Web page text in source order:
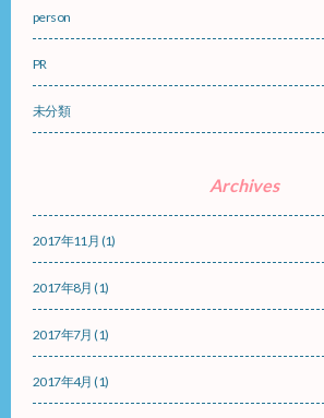
person
PR
未分類
Archives
2017年11月 (1)
2017年8月 (1)
2017年7月 (1)
2017年4月 (1)